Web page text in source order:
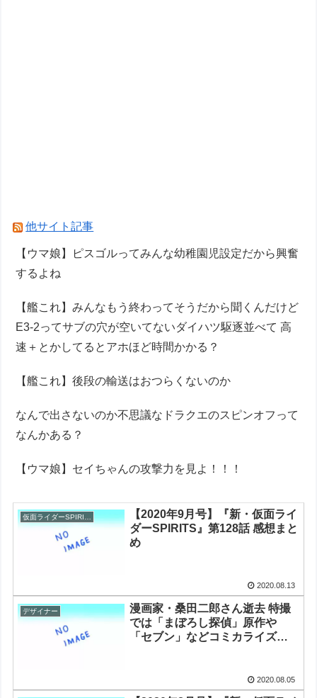
他サイト記事
【ウマ娘】ピスゴルってみんな幼稚園児設定だから興奮
するよね
【艦これ】みんなもう終わってそうだから聞くんだけど
E3-2ってサブの穴が空いてないダイハツ駆逐並べて 高
速＋とかしてるとアホほど時間かかる？
【艦これ】後段の輸送はおつらくないのか
なんで出さないのか不思議なドラクエのスピンオフって
なんかある？
【ウマ娘】セイちゃんの攻撃力を見よ！！！
仮面ライダーSPIRITS
【2020年9月号】『新・仮面ライ
ダーSPIRITS』第128話 感想まと
め
2020.08.13
デザイナー
漫画家・桑田二郎さん逝去 特撮
では「まぼろし探偵」原作や
「セブン」などコミカライズを
2020.08.05